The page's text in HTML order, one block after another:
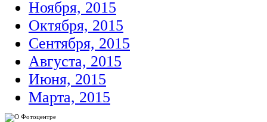
Ноября, 2015
Октября, 2015
Сентября, 2015
Августа, 2015
Июня, 2015
Марта, 2015